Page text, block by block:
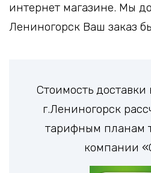
интернет магазине. Мы
Лениногорск Ваш заказ
Стоимость
г.Лениногорск
тарифным планам
компании